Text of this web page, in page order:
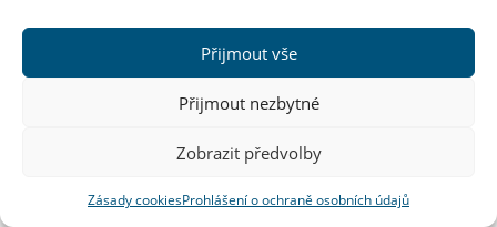
Přijmout vše
Přijmout nezbytné
Zobrazit předvolby
Zásady cookiesProhlášení o ochraně osobních údajů
narození
1950